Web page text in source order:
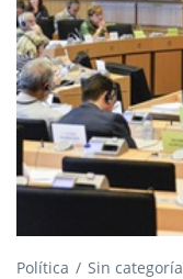
Política Sin categoría